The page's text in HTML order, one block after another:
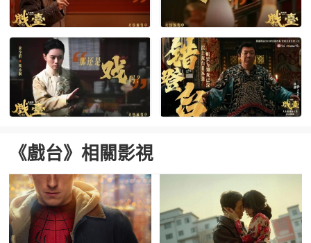
《戲台》相關影視